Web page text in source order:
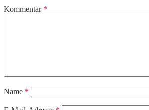
Kommentar *
Name *